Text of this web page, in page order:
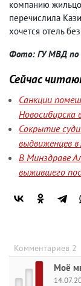
компанию
перечислила
хочется отель
Фото: ГУ МВД по
Сейчас
Санкции
Новосибирска
Сокрытие
выдвиженцев
В Минздраве
выжившего
Комментариев 2
Моё